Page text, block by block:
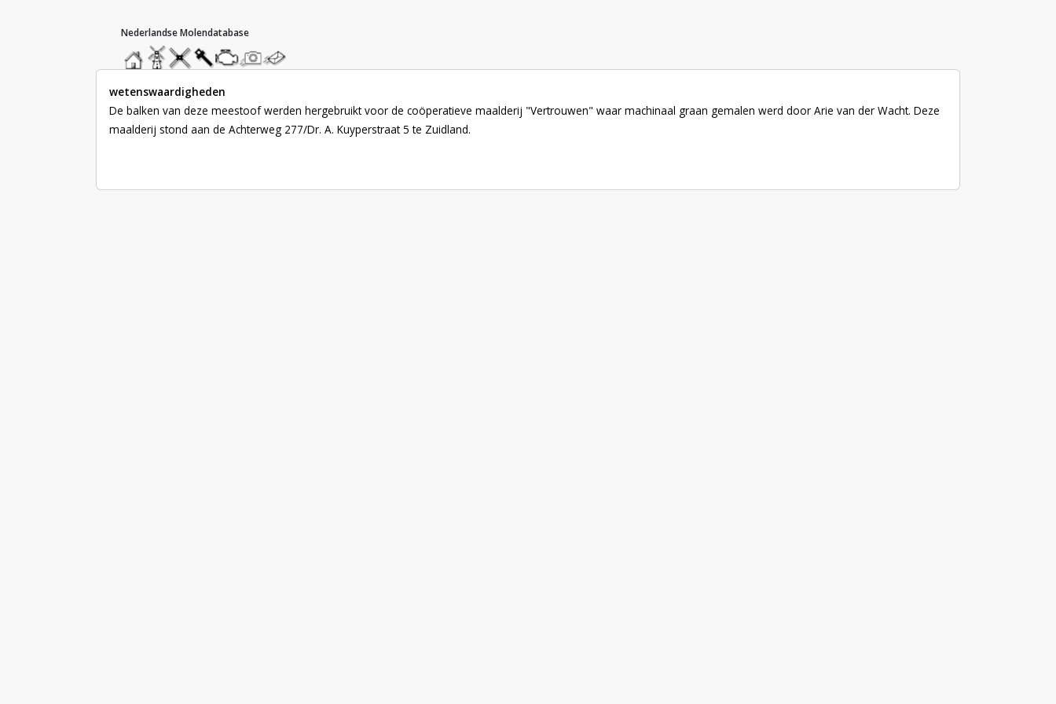
hoofdmenu
homemolendatabase
roedendatabase
assendatabase
motorendatabase
stuur
een
stuur
een
wetenswaardigheden
De balken van deze meestoof werden hergebruikt voor de coöperatieve maalderij "Vertrouwen" waar machinaal graan gemalen werd door Arie van der Wacht. Deze
maalderij stond aan de Achterweg 277/Dr. A. Kuyperstraat 5 te Zuidland.